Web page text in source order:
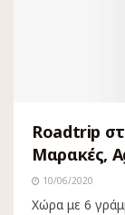
Roadtrip
Μαρακές,
10/06/2020
Χώρα με 6